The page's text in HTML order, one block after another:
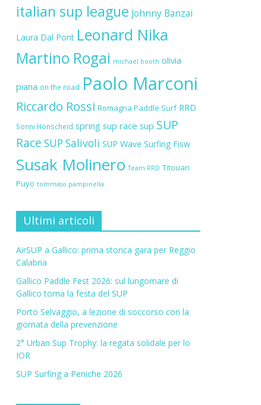
italian sup league Johnny Banzai
Laura Dal Pont Leonard Nika
Martino Rogai michael booth olivia
piana on the road Paolo Marconi
Riccardo Rossi Romagna Paddle Surf RRD
Sonni Hönscheid spring sup race sup SUP
Race SUP Salivoli SUP Wave Surfing Fisw
Susak Molinero Team RRD Titouan
Puyo tommaso pampinella
Ultimi articoli
AirSUP a Gallico: prima storica gara per Reggio
Calabria
Gallico Paddle Fest 2026: sul lungomare di
Gallico torna la festa del SUP
Porto Selvaggio, a lezione di soccorso con la
giornata della prevenzione
2° Urban Sup Trophy: la regata solidale per lo
IOR
SUP Surfing a Peniche 2026